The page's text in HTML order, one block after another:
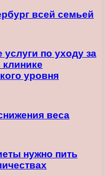
всей семьей
по уходу за
уровня
веса
нужно пить